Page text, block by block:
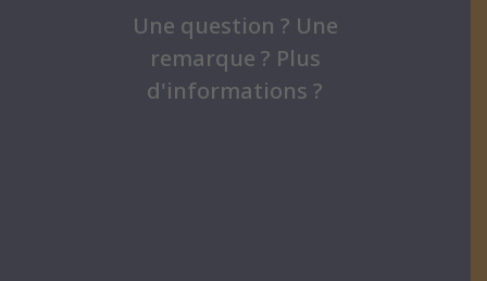
Une question ? Une
remarque ? Plus
d'informations ?